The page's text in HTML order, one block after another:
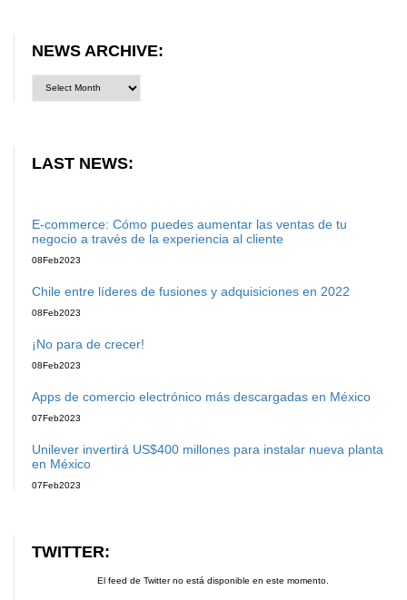
NEWS ARCHIVE:
LAST NEWS:
E-commerce: Cómo puedes aumentar las ventas de tu
negocio a través de la experiencia al cliente
08Feb2023
Chile entre líderes de fusiones y adquisiciones en 2022
08Feb2023
¡No para de crecer!
08Feb2023
Apps de comercio electrónico más descargadas en México
07Feb2023
Unilever invertirá US$400 millones para instalar nueva planta
en México
07Feb2023
TWITTER:
El feed de Twitter no está disponible en este momento.